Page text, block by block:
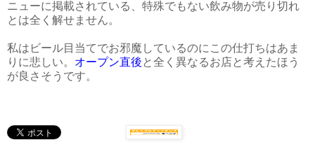
ニューに掲載されている、特殊でもない飲み物が売り切れ
とは全く解せません。
私はビール目当てでお邪魔しているのにこの仕打ちはあま
りに悲しい。 オープン直後 と全く異なるお店と考えたほう
が良さそうです。